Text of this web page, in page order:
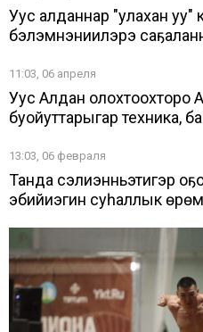
Уус алданнар "улахан уу"
бэлэмнэниилэрэ
11:03, 06 апреля
Уус Алдан олохтоохторо
буойуттарыгар техника,
13:03, 06 февраля
Танда сэлиэнньэтигэр
эбийиэгин суһаллык